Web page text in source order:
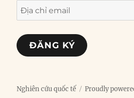
Địa
chỉ
email
ĐĂNG KÝ
Nghiên cứu quốc tế Proudly